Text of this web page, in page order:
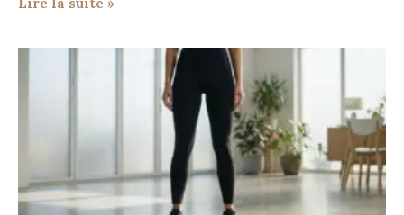
Lire la suite »